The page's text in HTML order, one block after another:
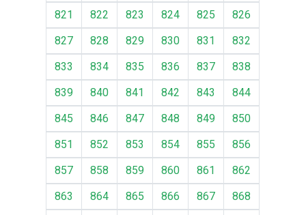
821 822 823 824 825
826
827
828 829 830 831
832
833
834 835 836 837
838
839
840 841 842 843
844
845
846 847 848 849
850
851
852 853 854 855
856
857
858 859 860 861
862
863
864 865 866 867
868